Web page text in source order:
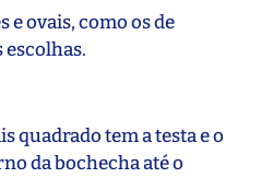
e ovais, como os de
escolhas.
quadrado tem a testa e o
da bochecha até o